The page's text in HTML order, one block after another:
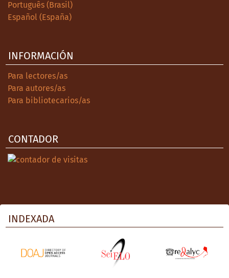
Português (Brasil)
Español (España)
INFORMACIÓN
Para lectores/as
Para autores/as
Para bibliotecarios/as
CONTADOR
INDEXADA